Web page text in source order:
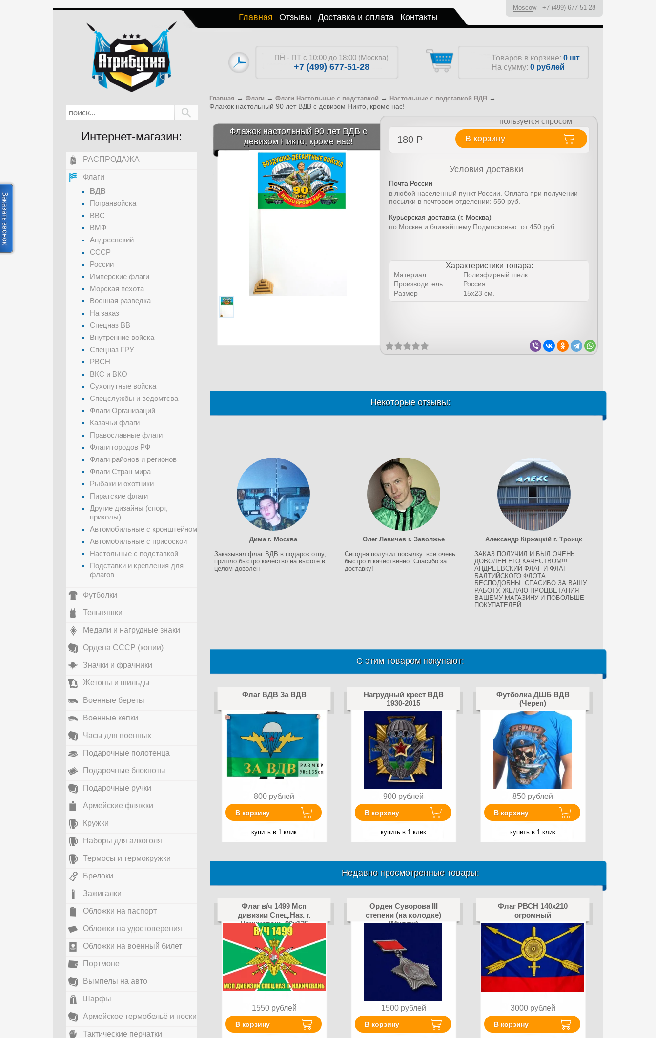
Главная Отзывы Доставка и оплата Контакты
Moscow +7 (499) 677-51-28
ПН - ПТ с 10:00 до 18:00 (Москва)
+7 (499) 677-51-28
Товаров в корзине: 0 шт
На сумму: 0 рублей
Главная → Флаги → Флаги Настольные с подставкой → Настольные с подставкой ВДВ →
Флажок настольный 90 лет ВДВ с девизом Никто, кроме нас!
Флажок настольный 90 лет ВДВ с
девизом Никто, кроме нас!
пользуется спросом
180 Р В корзину
Условия доставки
Почта России
в любой населенный пункт России. Оплата при получении
посылки в почтовом отделении: 550 руб.
Курьерская доставка (г. Москва)
по Москве и ближайшему Подмосковью: от 450 руб.
Характеристики товара:
Материал
Полиэфирный шелк
Производитель
Россия
Размер
15х23 см.
Некоторые отзывы:
Дима г. Москва
Заказывал флаг ВДВ в подарок отцу,
пришло быстро качество на высоте в
целом доволен
Олег Левичев г. Заволжье
Сегодня получил посылку..все очень
быстро и качественно..Спасибо за
доставку!
Александр Кіржацкій г. Троицк
ЗАКАЗ ПОЛУЧИЛ И БЫЛ ОЧЕНЬ
ДОВОЛЕН ЕГО КАЧЕСТВОМ!!!
АНДРЕЕВСКИЙ ФЛАГ И ФЛАГ
БАЛТИЙСКОГО ФЛОТА
БЕСПОДОБНЫ. СПАСИБО ЗА ВАШУ
РАБОТУ. ЖЕЛАЮ ПРОЦВЕТАНИЯ
ВАШЕМУ МАГАЗИНУ И ПОБОЛЬШЕ
ПОКУПАТЕЛЕЙ
С этим товаром покупают:
Флаг ВДВ За ВДВ
800 рублей
В корзину
купить в 1 клик
Нагрудный крест ВДВ
1930-2015
900 рублей
В корзину
купить в 1 клик
Футболка ДШБ ВДВ
(Череп)
850 рублей
В корзину
купить в 1 клик
Недавно просмотренные товары:
Флаг в/ч 1499 Мсп
дивизии Спец.Наз. г.
Нахичевань 90х135
большой
1550 рублей
В корзину
Орден Суворова III
степени (на колодке)
(Муляж)
1500 рублей
В корзину
Флаг РВСН 140х210
огромный
3000 рублей
В корзину
Интернет-магазин:
РАСПРОДАЖА
Флаги
ВДВ
Погранвойска
ВВС
ВМФ
Андреевский
СССР
России
Имперские флаги
Морская пехота
Военная разведка
На заказ
Спецназ ВВ
Внутренние войска
Спецназ ГРУ
РВСН
ВКС и ВКО
Сухопутные войска
Спецслужбы и ведомтсва
Флаги Организаций
Казачьи флаги
Православные флаги
Флаги городов РФ
Флаги районов и регионов
Флаги Стран мира
Рыбаки и охотники
Пиратские флаги
Другие дизайны (спорт,
приколы)
Автомобильные с кронштейном
Автомобильные с присоской
Настольные с подставкой
Подставки и крепления для
флагов
Футболки
Тельняшки
Медали и нагрудные знаки
Ордена СССР (копии)
Значки и фрачники
Жетоны и шильды
Военные береты
Военные кепки
Часы для военных
Подарочные полотенца
Подарочные блокноты
Подарочные ручки
Армейские фляжки
Кружки
Наборы для алкоголя
Термосы и термокружки
Брелоки
Зажигалки
Обложки на паспорт
Обложки на удостоверения
Обложки на военный билет
Портмоне
Вымпелы на авто
Шарфы
Армейское термобельё и носки
Тактические перчатки